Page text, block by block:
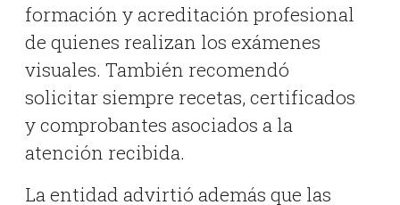
formación y acreditación profesional
de quienes realizan los exámenes
visuales. También recomendó
solicitar siempre recetas, certificados
y comprobantes asociados a la
atención recibida.
La entidad advirtió además que las